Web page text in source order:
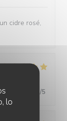
lo
cidre rosé,
/ Precio /5